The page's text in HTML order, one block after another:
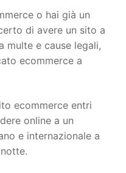
o hai già un
di avere un sito a
multe e cause legali,
ecommerce a
ecommerce entri
online a un
e internazionale a